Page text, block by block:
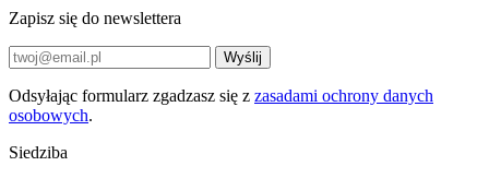
Zapisz się do newslettera
Wyślij
Odsyłając formularz zgadzasz się z zasadami ochrony danych
osobowych.
Siedziba